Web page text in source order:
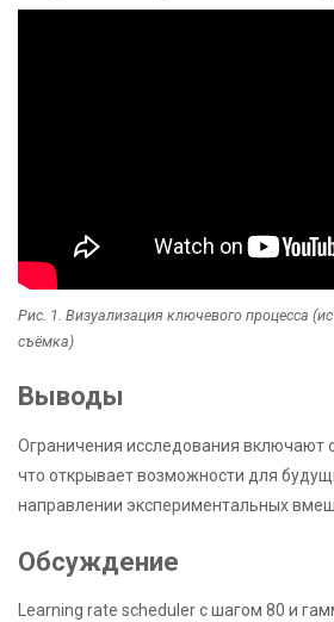
Рис. 1. Визуализация ключевого процесса
съёмка)
Выводы
Ограничения исследования включают
что открывает возможности для
направлении экспериментальных
Обсуждение
Learning rate scheduler с шагом 80 и